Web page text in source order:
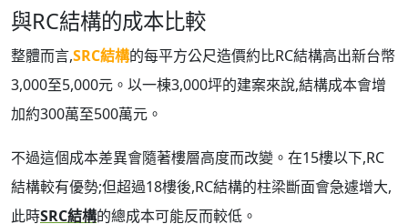
與RC結構的成本比較
整體而言,SRC結構的每平方公尺造價約比RC結構高出新台幣
3,000至5,000元。以一棟3,000坪的建案來說,結構成本會增
加約300萬至500萬元。
不過這個成本差異會隨著樓層高度而改變。在15樓以下,RC
結構較有優勢;但超過18樓後,RC結構的柱梁斷面會急遽增大,
此時SRC結構的總成本可能反而較低。